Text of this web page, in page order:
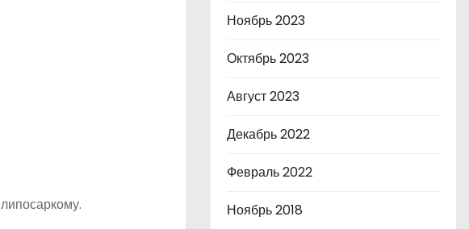
Ноябрь 2023
Октябрь 2023
Август 2023
Декабрь 2022
Февраль 2022
Ноябрь 2018